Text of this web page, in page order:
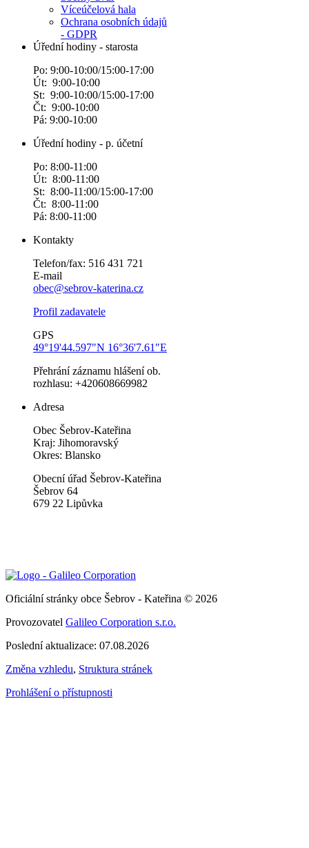
Víceúčelová hala
Ochrana osobních údajů
- GDPR
Úřední hodiny - starosta
Po: 9:00-10:00/15:00-17:00
Út: 9:00-10:00
St: 9:00-10:00/15:00-17:00
Čt: 9:00-10:00
Pá: 9:00-10:00
Úřední hodiny - p. účetní
Po: 8:00-11:00
Út: 8:00-11:00
St: 8:00-11:00/15:00-17:00
Čt: 8:00-11:00
Pá: 8:00-11:00
Kontakty
Telefon/fax: 516 431 721
E-mail
obec@sebrov-katerina.cz
Profil zadavatele
GPS
49°19'44.597"N 16°36'7.61"E
Přehrání záznamu hlášení ob.
rozhlasu: +420608669982
Adresa
Obec Šebrov-Kateřina
Kraj: Jihomoravský
Okres: Blansko
Obecní úřad Šebrov-Kateřina
Šebrov 64
679 22 Lipůvka
Oficiální stránky obce Šebrov - Kateřina © 2026
Provozovatel Galileo Corporation s.r.o.
Poslední aktualizace: 07.08.2026
Změna vzhledu, Struktura stránek
Prohlášení o přístupnosti